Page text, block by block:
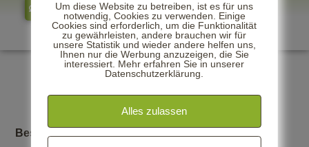
Kontaktieren Sie uns
Besuchen Sie uns
Um diese Website zu betreiben, ist es für uns
notwendig, Cookies zu verwenden. Einige
Cookies sind erforderlich, um die Funktionalität
zu gewährleisten, andere brauchen wir für
unsere Statistik und wieder andere helfen uns,
Ihnen nur die Werbung anzuzeigen, die Sie
interessiert. Mehr erfahren Sie in unserer
Datenschutzerklärung.
Alles zulassen